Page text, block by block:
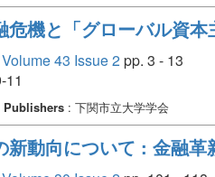
機と「グローバル資本
43 Issue 2pp. 3 - 13
11
Publishers : 下関市立大学学会
新動向について : 金融